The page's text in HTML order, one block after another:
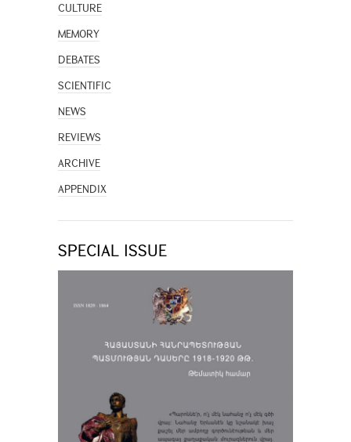
CULTURE
MEMORY
DEBATES
SCIENTIFIC
NEWS
REVIEWS
ARCHIVE
APPENDIX
SPECIAL ISSUE